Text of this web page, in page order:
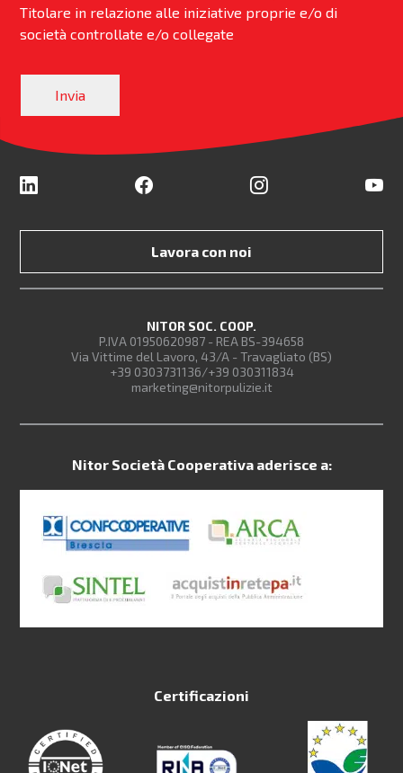
Titolare in relazione alle iniziative proprie e/o di
società controllate e/o collegate
Lavora con noi
NITOR SOC. COOP.
P.IVA 01950620987 - REA BS-394658
Via Vittime del Lavoro, 43/A - Travagliato (BS)
+39 0303731136/+39 030311834
marketing@nitorpulizie.it
Nitor Società Cooperativa aderisce a:
Certificazioni